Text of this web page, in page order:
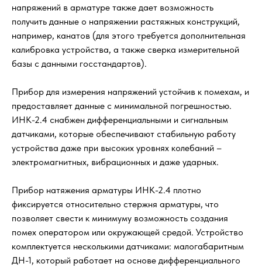
напряжений в арматуре также дает возможность
получить данные о напряжении растяжных конструкций,
например, канатов (для этого требуется дополнительная
калибровка устройства, а также сверка измерительной
базы с данными госстандартов).
Прибор для измерения напряжений устойчив к помехам, и
предоставляет данные с минимальной погрешностью.
ИНК-2.4 снабжен дифференциальными и сигнальным
датчиками, которые обеспечивают стабильную работу
устройства даже при высоких уровнях колебаний –
электромагнитных, вибрационных и даже ударных.
Прибор натяжения арматуры ИНК-2.4 плотно
фиксируется относительно стержня арматуры, что
позволяет свести к минимуму возможность создания
помех оператором или окружающей средой. Устройство
комплектуется несколькими датчиками: малогабаритным
ДН-1, который работает на основе дифференциального